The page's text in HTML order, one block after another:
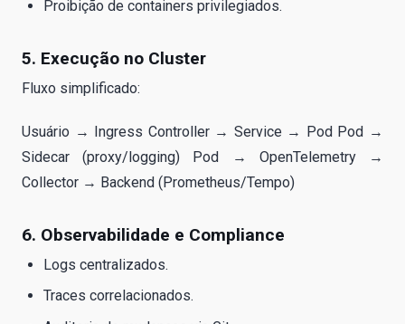
Proibição de containers privilegiados.
5. Execução no Cluster
Fluxo simplificado:
Usuário → Ingress Controller → Service → Pod Pod →
Sidecar (proxy/logging) Pod → OpenTelemetry →
Collector → Backend (Prometheus/Tempo)
6. Observabilidade e Compliance
Logs centralizados.
Traces correlacionados.